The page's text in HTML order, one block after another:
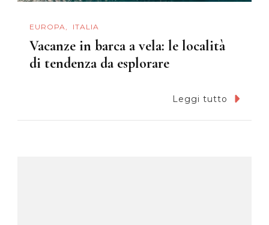
EUROPA ITALIA
Vacanze in barca a vela: le località
di tendenza da esplorare
Leggi tutto